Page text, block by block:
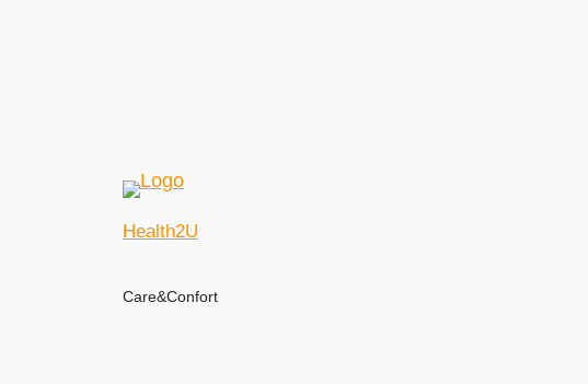
Health2U
Care&Confort